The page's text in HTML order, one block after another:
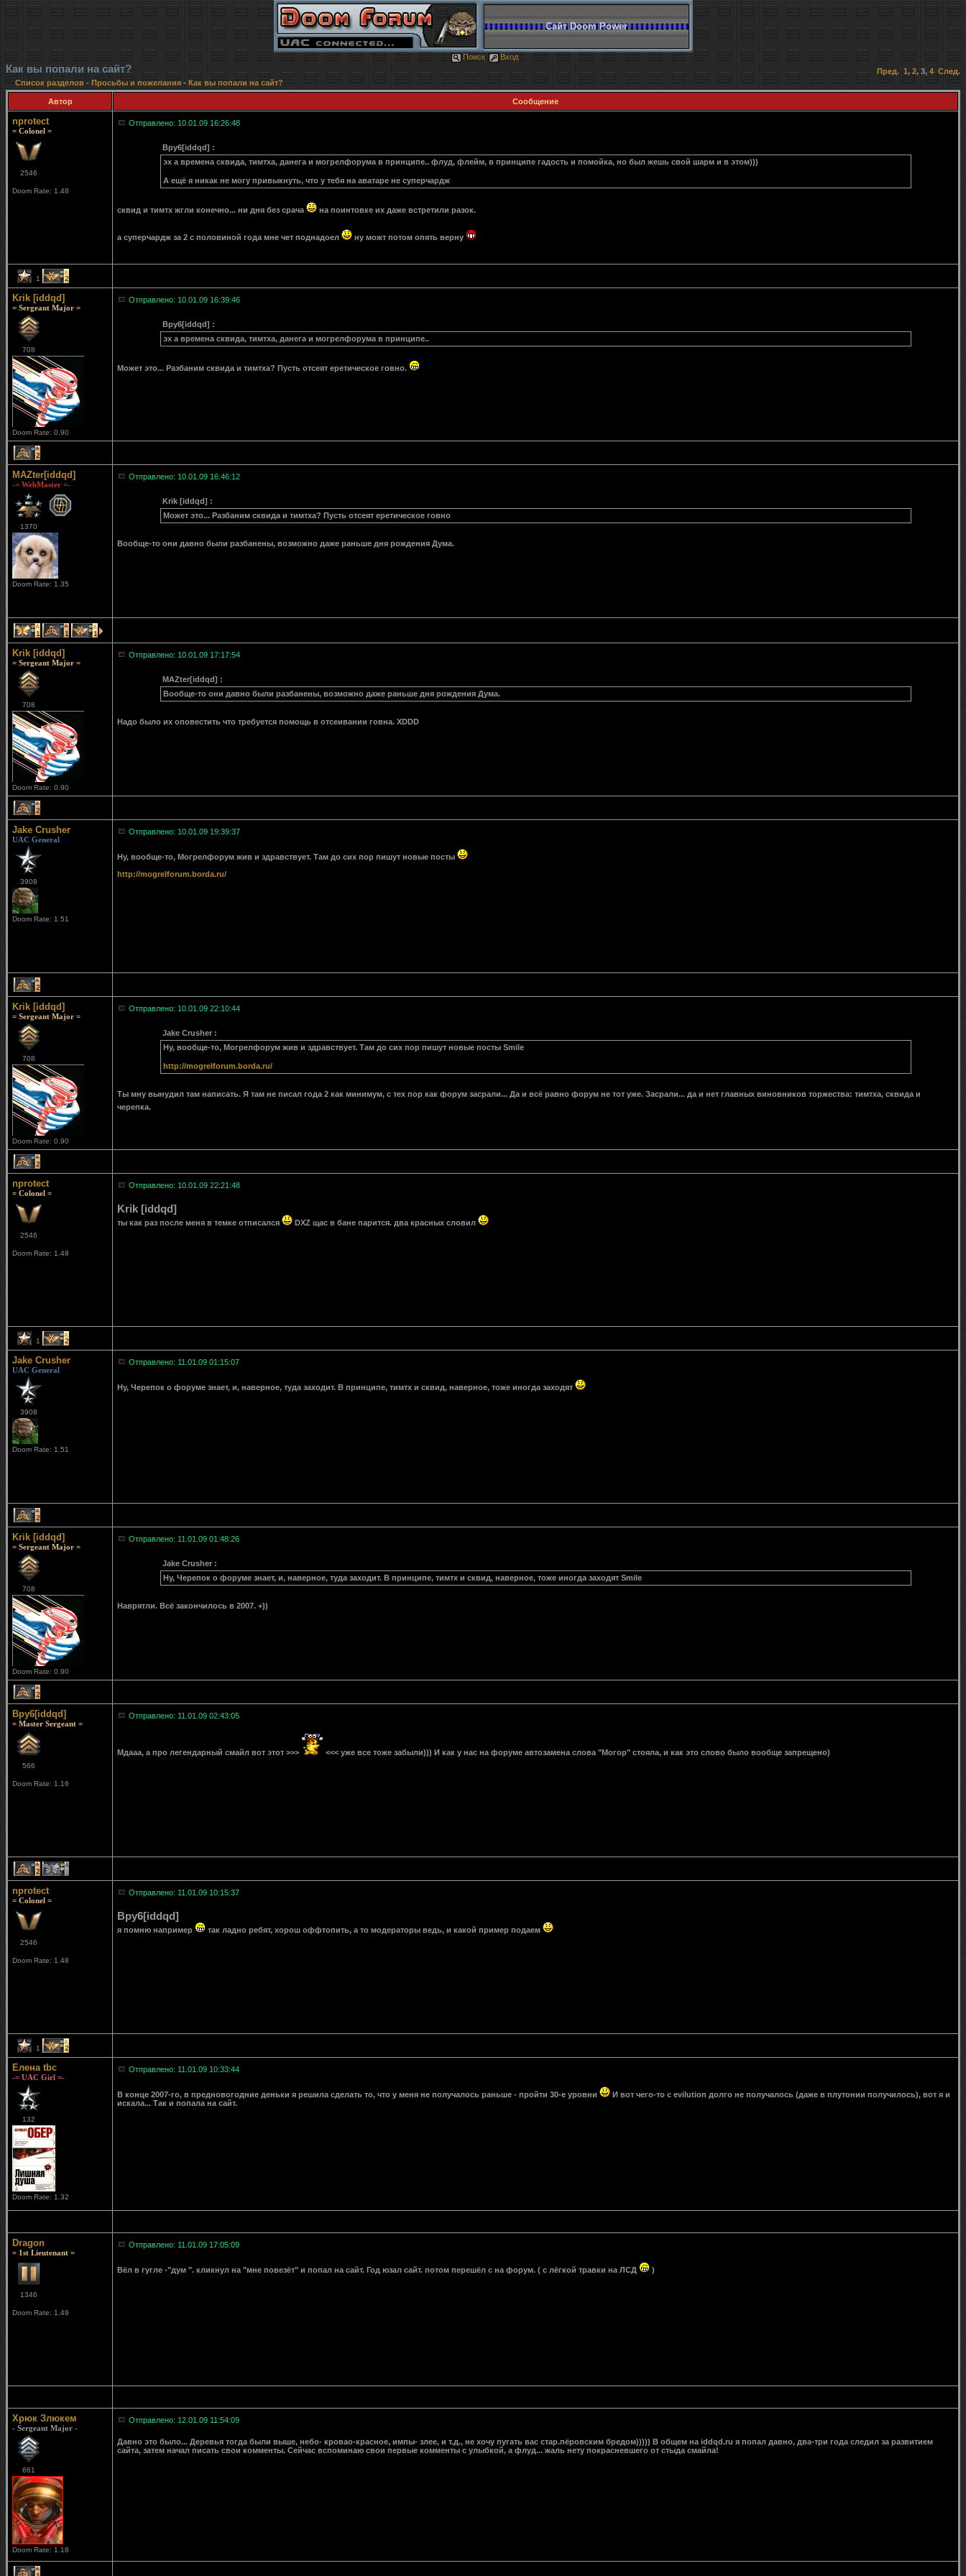
Сайт Doom Power
Поиск Вход
Как вы попали на сайт? Пред. 1, 2, 3, 4 След.
Список разделов- Просьбы и пожелания - Как вы попали на сайт?
Автор Сообщение
nprotect
= Colonel =
2546
Doom Rate: 1.48
Отправлено: 10.01.09 16:26:48
Bpy6[iddqd] :
эх а времена сквида, тимтха, данега и могрелфорума в принципе.. флуд, флейм, в принципе гадость и помойка, но был жешь свой шарм и в этом)))
А ещё я никак не могу привыкнуть, что у тебя на аватаре не суперчардж
сквид и тимтх жгли конечно... ни дня без срача на поинтовке их даже встретили разок.
а суперчардж за 2 с половиной года мне чет поднадоел ну можт потом опять верну
1 2
Krik [iddqd]
= Sergeant Major =
708
Doom Rate: 0.90
Отправлено: 10.01.09 16:39:46
Bpy6[iddqd] :
эх а времена сквида, тимтха, данега и могрелфорума в принципе..
Может это... Разбаним сквида и тимтха? Пусть отсеят еретическое говно.
2
MAZter[iddqd]
-= WebMaster =-
1370
Doom Rate: 1.35
Отправлено: 10.01.09 16:46:12
Krik [iddqd] :
Может это... Разбаним сквида и тимтха? Пусть отсеят еретическое говно
Вообще-то они давно были разбанены, возможно даже раньше дня рождения Дума.
1 1 1
Krik [iddqd]
= Sergeant Major =
708
Doom Rate: 0.90
Отправлено: 10.01.09 17:17:54
MAZter[iddqd] :
Вообще-то они давно были разбанены, возможно даже раньше дня рождения Дума.
Надо было их оповестить что требуется помощь в отсеивании говна. XDDD
2
Jake Crusher
UAC General
3908
Doom Rate: 1.51
Отправлено: 10.01.09 19:39:37
Ну, вообще-то, Могрелфорум жив и здравствует. Там до сих пор пишут новые посты
http://mogrelforum.borda.ru/
2
Krik [iddqd]
= Sergeant Major =
708
Doom Rate: 0.90
Отправлено: 10.01.09 22:10:44
Jake Crusher :
Ну, вообще-то, Могрелфорум жив и здравствует. Там до сих пор пишут новые посты Smile
http://mogrelforum.borda.ru/
Ты мну вынудил там написать. Я там не писал года 2 как минимум, с тех пор как форум засрали... Да и всё равно форум не тот уже. Засрали... да и нет главных виновников торжества: тимтха, сквида и
черепка.
2
nprotect
= Colonel =
2546
Doom Rate: 1.48
Отправлено: 10.01.09 22:21:48
Krik [iddqd]
ты как раз после меня в темке отписался DXZ щас в бане парится. два красных словил
1 2
Jake Crusher
UAC General
3908
Doom Rate: 1.51
Отправлено: 11.01.09 01:15:07
Ну, Черепок о форуме знает, и, наверное, туда заходит. В принципе, тимтх и сквид, наверное, тоже иногда заходят
2
Krik [iddqd]
= Sergeant Major =
708
Doom Rate: 0.90
Отправлено: 11.01.09 01:48:26
Jake Crusher :
Ну, Черепок о форуме знает, и, наверное, туда заходит. В принципе, тимтх и сквид, наверное, тоже иногда заходят Smile
Наврятли. Всё закончилось в 2007. +))
2
Bpy6[iddqd]
= Master Sergeant =
566
Doom Rate: 1.16
Отправлено: 11.01.09 02:43:05
Мдааа, а про легендарный смайл вот этот >>> <<< уже все тоже забыли))) И как у нас на форуме автозамена слова "Могор" стояла, и как это слово было вообще запрещено)
2 1
nprotect
= Colonel =
2546
Doom Rate: 1.48
Отправлено: 11.01.09 10:15:37
Bpy6[iddqd]
я помню например так ладно ребят, хорош оффтопить, а то модераторы ведь, и какой пример подаем
1 2
Елена tbc
-= UAC Girl =-
132
Doom Rate: 1.32
Отправлено: 11.01.09 10:33:44
В конце 2007-го, в предновогодние деньки я решила сделать то, что у меня не получалось раньше - пройти 30-е уровни
И вот чего-то с evilution долго не получалось (даже в плутонии получилось), вот я и
искала... Так и попала на сайт.
Dragon
= 1st Lieutenant =
1346
Doom Rate: 1.49
Отправлено: 11.01.09 17:05:09
Вёл в гугле -"дум ". кликнул на "мне повезёт" и попал на сайт. Год юзал сайт. потом перешёл с на форум. ( с лёгкой травки на ЛСД )
Хрюк Злюкем
- Sergeant Major -
661
Doom Rate: 1.18
Отправлено: 12.01.09 11:54:09
Давно это было... Деревья тогда были выше, небо- кровао-красное, импы- злее, и т.д., не хочу пугать вас стар.пёровским бредом))))) В общем на iddqd.ru я попал давно, два-три года следил за развитием
сайта, затем начал писать свои комменты. Сейчас вспоминаю свои первые комменты с улыбкой, а флуд... жаль нету покрасневшего от стыда смайла!